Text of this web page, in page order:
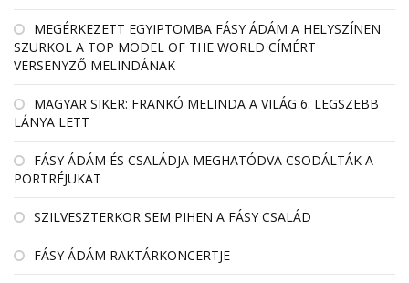
MEGÉRKEZETT EGYIPTOMBA FÁSY ÁDÁM A HELYSZÍNEN
SZURKOL A TOP MODEL OF THE WORLD CÍMÉRT
VERSENYZŐ MELINDÁNAK
MAGYAR SIKER: FRANKÓ MELINDA A VILÁG 6. LEGSZEBB
LÁNYA LETT
FÁSY ÁDÁM ÉS CSALÁDJA MEGHATÓDVA CSODÁLTÁK A
PORTRÉJUKAT
SZILVESZTERKOR SEM PIHEN A FÁSY CSALÁD
FÁSY ÁDÁM RAKTÁRKONCERTJE